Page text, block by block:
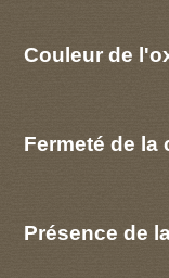
Couleur de
Fermeté de la
Présence de